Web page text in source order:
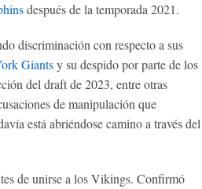
después de la temporada 2021.
discriminación con respecto a sus
Giantsy su despido por parte de los
del draft de 2023, entre otras
de manipulación que
está abriéndose camino a través del
de unirse a los Vikings. Confirmó